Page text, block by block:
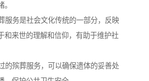
服务是社会文化传统的一部分，反映
和来世的理解和信仰，有助于维护社
的殡葬服务，可以确保遗体的妥善处